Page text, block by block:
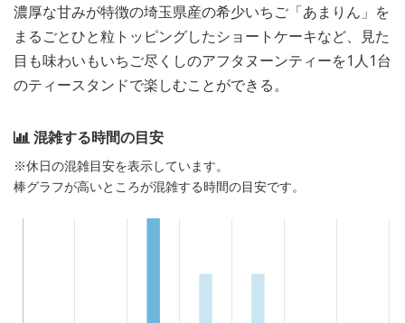
濃厚な甘みが特徴の埼玉県産の希少いちご「あまりん」を
まるごとひと粒トッピングしたショートケーキなど、見た
目も味わいもいちご尽くしのアフタヌーンティーを1人1台
のティースタンドで楽しむことができる。
混雑する時間の目安
※休日の混雑目安を表示しています。
棒グラフが高いところが混雑する時間の目安です。